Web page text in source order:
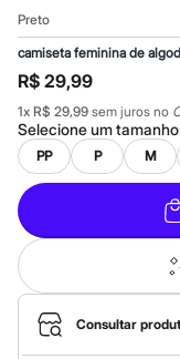
Até 60% off
A partir de 60% off
Feminino
Em alta
Inverno
Alfaiataria
Novidades
Roupas
Blusas e Camisetas
Básicos
Calças
Casacos e Jaquetas
Jeans
Macacões
Saias
Shorts e Bermudas
Vestidos
Preto
camiseta feminina de
R$ 29,99
1x R$ 29,99 sem juros no
Selecione umtamanho
PP P M
Consultar